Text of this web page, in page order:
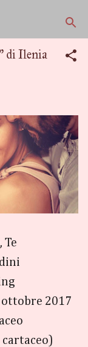
di Ilenia
Te
2017
cartaceo)